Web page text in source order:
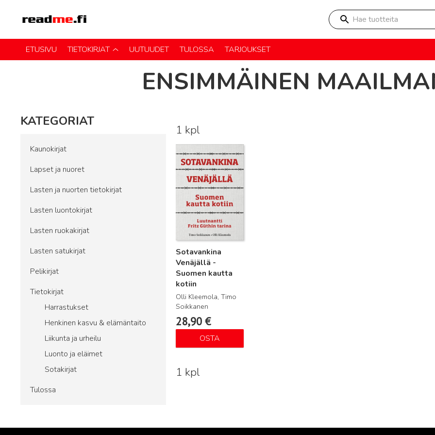
Hae tuotteita
ETUSIVU TIETOKIRJAT UUTUUDET TULOSSA TARJOUKSET
ENSIMMÄINEN
KATEGORIAT
Kaunokirjat
Lapset ja nuoret
Lasten ja nuorten tietokirjat
Lasten luontokirjat
Lasten ruokakirjat
Lasten satukirjat
Pelikirjat
Tietokirjat
Harrastukset
Henkinen kasvu & elämäntaito
Liikunta ja urheilu
Luonto ja eläimet
Sotakirjat
Tulossa
1 kpl
Sotavankina
Venäjällä -
Suomen kautta
kotiin
Olli Kleemola, Timo
Soikkanen
28,90 €
OSTA
Lue lisää
1 kpl